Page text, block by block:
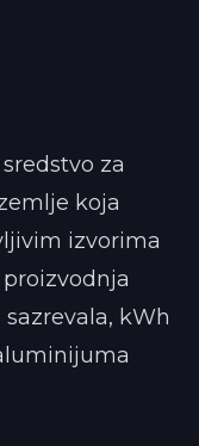
za
koja
izvorima
kWh